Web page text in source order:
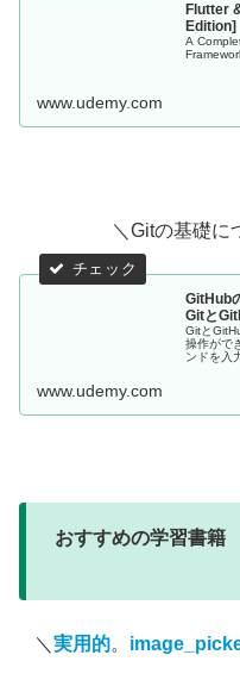
Flutter
Edition]
A
www.udemy.com
＼Gitの基礎に
GitHub
Gitと
Gitと
操作がで
ンドを入
www.udemy.com
おすすめの学習書籍
＼ 実用的。